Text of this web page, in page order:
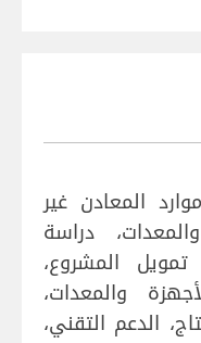
المعادن غير
دراسة
تمويل المشروع،
والمعدات،
الدعم التقني،